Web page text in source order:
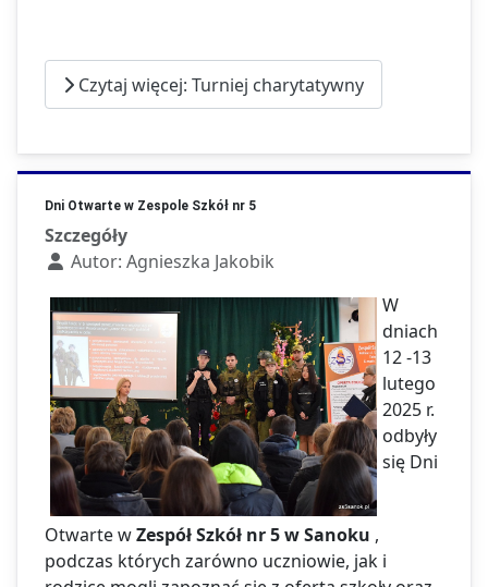
Czytaj więcej: Turniej charytatywny
Dni Otwarte w Zespole Szkół nr 5
Szczegóły
Autor: Agnieszka Jakobik
W
dniach
12 -13
lutego
2025 r.
odbyły
się Dni
Otwarte wZespół Szkół nr 5 w Sanoku ,
podczas których zarówno uczniowie, jak i